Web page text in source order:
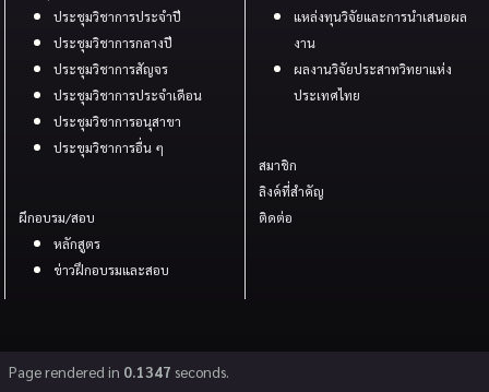
ประชุมวิชาการประจำปี
ประชุมวิชาการกลางปี
ประชุมวิชาการสัญจร
ประชุมวิชาการประจำเดือน
ประชุมวิชาการอนุสาขา
ประขุมวิชาการอื่น ๆ
ผึกอบรม/สอบ
หลักสูตร
ข่าวฝึกอบรมและสอบ
แหล่งทุนวิจัยและการนำเสนอผล
งาน
ผลงานวิจัยประสาทวิทยาแห่ง
ประเทศไทย
สมาชิก
ลิงค์ที่สำคัญ
ติดต่อ
Page rendered in 0.1347 seconds.